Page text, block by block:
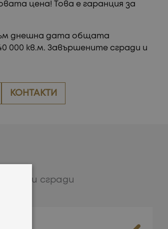
цена! Това е гаранция за
днешна дата общата
000 кв.м. Завършените сгради и
КОНТАКТИ
сгради